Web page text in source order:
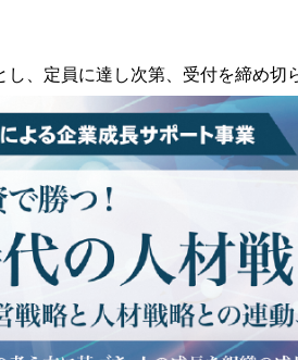
、定員に達し次第、受付を締め切